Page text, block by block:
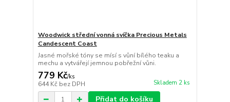
Woodwick střední vonná svíčka Precious Metals
Candescent Coast
Jasné mořské tóny se mísí s vůní bílého teaku a
mechu a vytvářejí jemnou pobřežní vůni.
779 Kč/ks
644 Kč bez DPH Skladem 2 ks
Přidat do košíku